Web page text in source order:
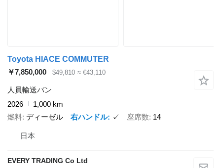
Toyota HIACE COMMUTER
￥7,850,000
$49,810 ≈ €43,110
人員輸送バン
2026
1,000 km
燃料 ディーゼル 右ハンドル ✓ 座席数 14
日本
EVERY TRADING Co Ltd